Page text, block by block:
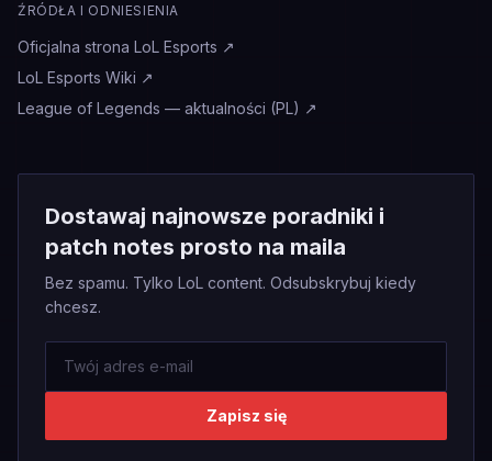
ŹRÓDŁA I ODNIESIENIA
Oficjalna strona LoL Esports ↗
LoL Esports Wiki ↗
League of Legends — aktualności (PL) ↗
Dostawaj najnowsze poradniki i
patch notes prosto na maila
Bez spamu. Tylko LoL content. Odsubskrybuj kiedy
chcesz.
Zapisz się